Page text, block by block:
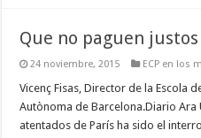
Que no paguen
24 noviembre, 2015 ECP en los
Vicenç Fisas, Director de la Escola
Autònoma de Barcelona.Diario Ara
atentados de París ha sido el